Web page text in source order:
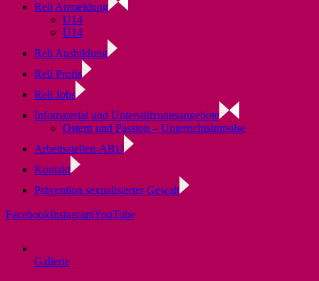
Reli Anmeldung
U14
Ü14
Reli Ausbildung
Reli Profis
Reli Jobs
Infomaterial und Unterstützungsangebote
Ostern und Passion – Unterrichtsimpulse
Arbeitsstellen-ARU
Kontakt
Prävention sexualisierter Gewalt
FacebookInstagramYouTube
Gallerie